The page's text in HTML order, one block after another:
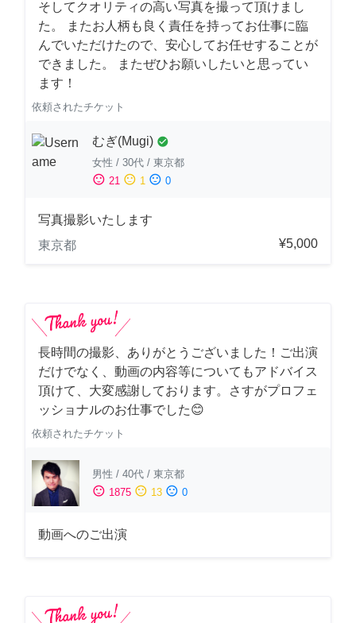
そしてクオリティの高い写真を撮って頂けまし
た。 またお人柄も良く責任を持ってお仕事に臨
んでいただけたので、安心してお任せすることが
できました。 またぜひお願いしたいと思ってい
ます！
依頼されたチケット
むぎ(Mugi) check_circle
女性 / 30代 / 東京都
sentiment_satisfied 21 sentiment_neutral 1 sentiment_dissatisfied 0
写真撮影いたします
東京都
¥5,000
長時間の撮影、ありがとうございました！ご出演
だけでなく、動画の内容等についてもアドバイス
頂けて、大変感謝しております。さすがプロフェ
ッショナルのお仕事でした😊
依頼されたチケット
男性 / 40代 / 東京都
sentiment_satisfied 1875 sentiment_neutral 13 sentiment_dissatisfied 0
動画へのご出演